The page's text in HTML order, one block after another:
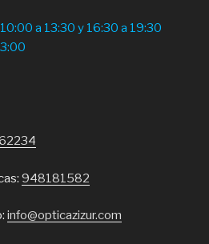
a 13:30 y 16:30 a 19:30
948181582
info@opticazizur.com